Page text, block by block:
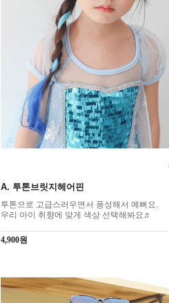
A. 투톤브릿지헤어핀
투톤으로 고급스러우면서 풍성해서 예뻐요.
우리 아이 취향에 맞게 색상 선택해봐요♬
4,900원